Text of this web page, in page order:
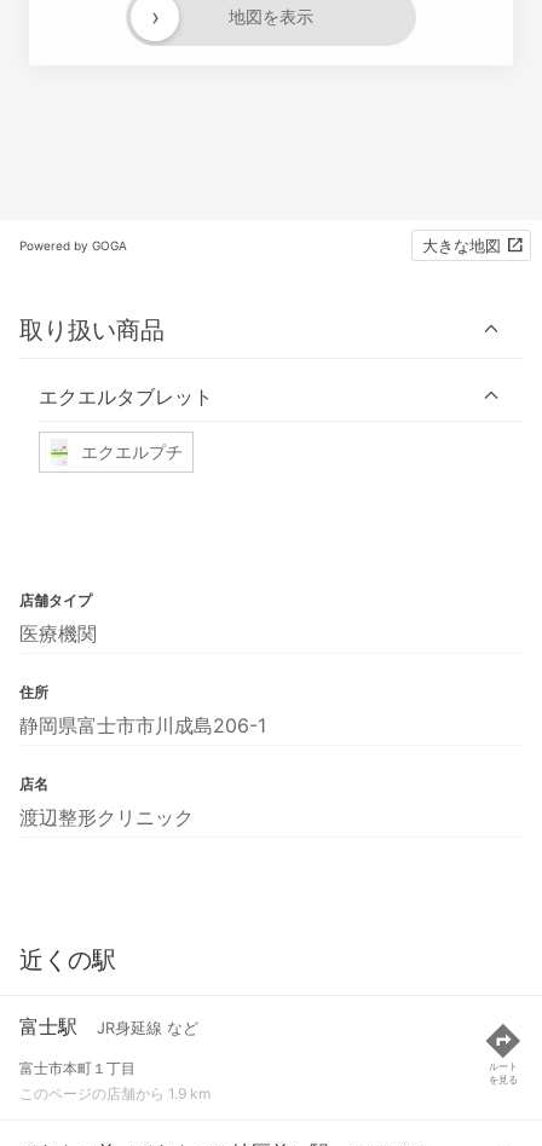
地図を表示
›
Powered by GOGA 大きな地図
取り扱い商品
エクエルタブレット
エクエルプチ
店舗タイプ
医療機関
住所
静岡県富士市市川成島206-1
店名
渡辺整形クリニック
近くの駅
富士駅 JR身延線 など
富士市本町１丁目
このページの店舗から 1.9 km
ルート
を見る